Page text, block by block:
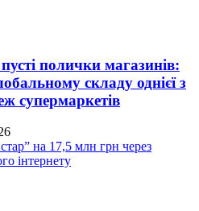
полички магазинів:
складу однієї з
супермаркетів